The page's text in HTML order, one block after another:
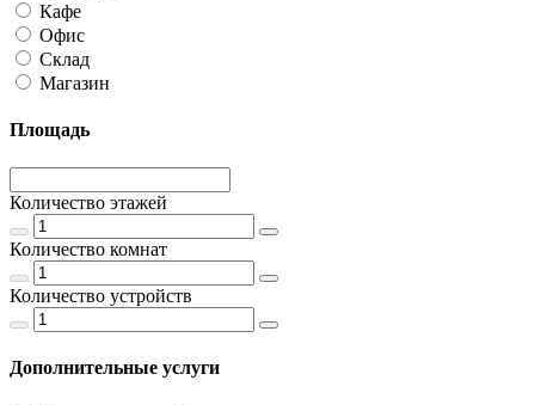
Кафе
Офис
Склад
Магазин
Площадь
Количество этажей
Количество комнат
Количество устройств
Дополнительные услуги